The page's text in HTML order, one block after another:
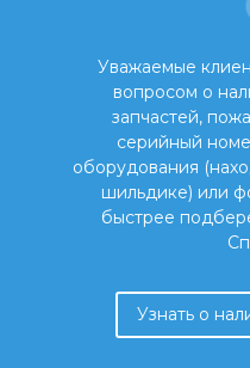
Уважаемые
вопросом о
запчастей,
серийный
оборудования
шильдике) или
быстрее
Узнать о